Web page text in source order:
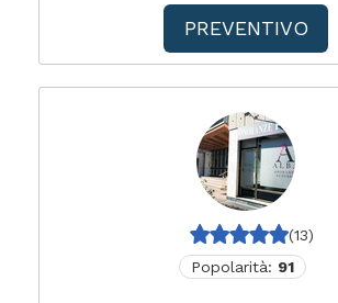
PREVENTIVO
(13)
Popolarità: 91